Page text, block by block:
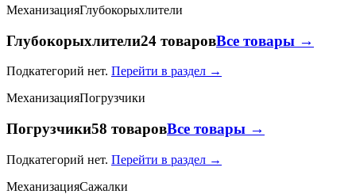
МеханизацияГлубокорыхлители
Глубокорыхлители24 товаровВсе товары →
Подкатегорий нет. Перейти в раздел →
МеханизацияПогрузчики
Погрузчики58 товаровВсе товары →
Подкатегорий нет. Перейти в раздел →
МеханизацияСажалки